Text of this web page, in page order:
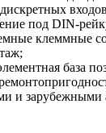
под DIN-
клеммные
база
и зарубежными